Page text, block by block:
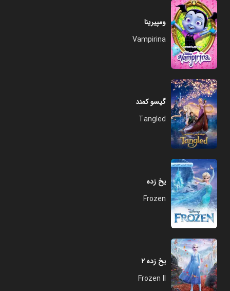
ومپیرینا
Vampirina
گیسو کمند
Tangled
یخ زده
Frozen
یخ‌ زده ۲
Frozen II